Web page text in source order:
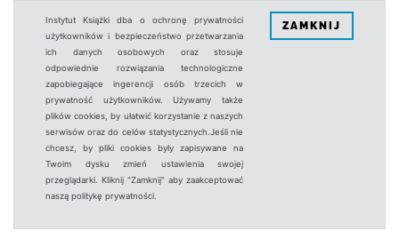
Instytut Książki dba o ochronę prywatności
użytkowników i bezpieczeństwo przetwarzania
ich danych osobowych oraz stosuje
odpowiednie rozwiązania technologiczne
zapobiegające ingerencji osób trzecich w
prywatność użytkowników. Używamy także
plików cookies, by ułatwić korzystanie z naszych
serwisów oraz do celów statystycznych.Jeśli nie
chcesz, by pliki cookies były zapisywane na
Twoim dysku zmień ustawienia swojej
przeglądarki. Kliknij "Zamknij" aby zaakceptować
naszą politykę prywatności.
ZAMKNIJ